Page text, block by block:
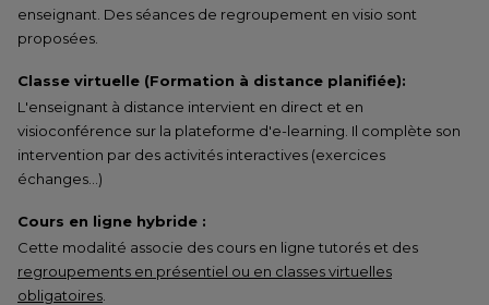
enseignant. Des séances de regroupement en visio sont
proposées.
Classe virtuelle (Formation à distance planifiée):
L'enseignant à distance intervient en direct et en
visioconférence sur la plateforme d'e-learning. Il complète son
intervention par des activités interactives (exercices
échanges…)
Cours en ligne hybride :
Cette modalité associe des cours en ligne tutorés et des
regroupements en présentiel ou en classes virtuelles
obligatoires